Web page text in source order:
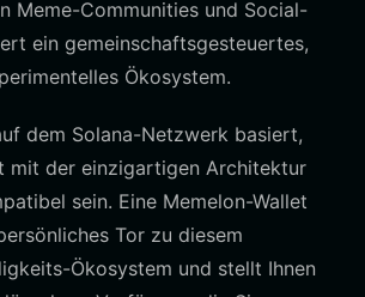
Meme-Communities und Social-
ein gemeinschaftsgesteuertes,
Ökosystem.
dem Solana-Netzwerk basiert,
mit der einzigartigen Architektur
sein. Eine Memelon-Wallet
Tor zu diesem
Ökosystem und stellt Ihnen